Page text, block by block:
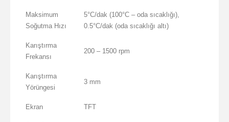
Maksimum
Soğutma Hızı
5°C/dak (100°C – oda sıcaklığı),
0.5°C/dak (oda sıcaklığı altı)
Karıştırma
Frekansı
200 – 1500 rpm
Karıştırma
Yörüngesi
3 mm
Ekran TFT